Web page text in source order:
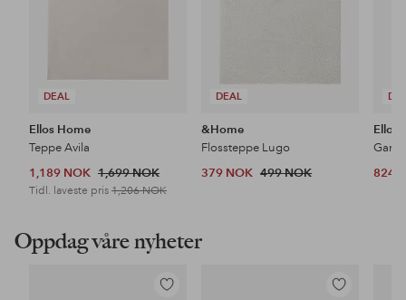
DEAL
Ellos Home
Teppe Avila
1,189 NOK 1,699 NOK
Tidl. laveste pris 1,206 NOK
DEAL
&Home
Flossteppe Lugo
379 NOK 499 NOK
Ellos
824
Oppdag våre nyheter
Legg
Legg